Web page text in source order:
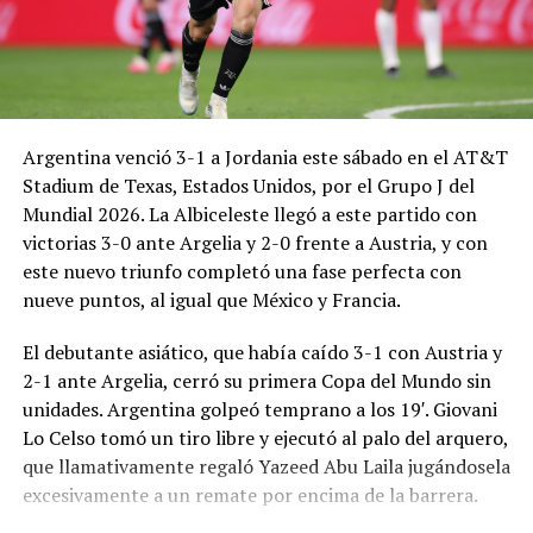
Argentina venció 3-1 a Jordania este sábado en el AT&T
Stadium de Texas, Estados Unidos, por el Grupo J del
Mundial 2026. La Albiceleste llegó a este partido con
victorias 3-0 ante Argelia y 2-0 frente a Austria, y con
este nuevo triunfo completó una fase perfecta con
nueve puntos, al igual que México y Francia.
El debutante asiático, que había caído 3-1 con Austria y
2-1 ante Argelia, cerró su primera Copa del Mundo sin
unidades. Argentina golpeó temprano a los 19′. Giovani
Lo Celso tomó un tiro libre y ejecutó al palo del arquero,
que llamativamente regaló Yazeed Abu Laila jugándosela
excesivamente a un remate por encima de la barrera.